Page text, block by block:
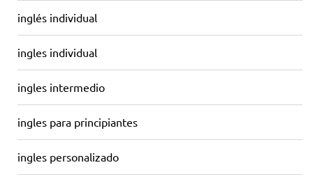
inglés individual
ingles individual
ingles intermedio
ingles para principiantes
ingles personalizado